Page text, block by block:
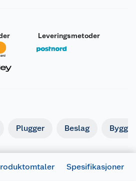
Leveringsmetoder
Plugger Beslag
Spesifikasjoner
5708614205129